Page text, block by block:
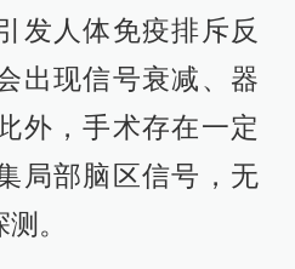
发人体免疫排斥反
出现信号衰减、器
外，手术存在一定
局部脑区信号，无
。